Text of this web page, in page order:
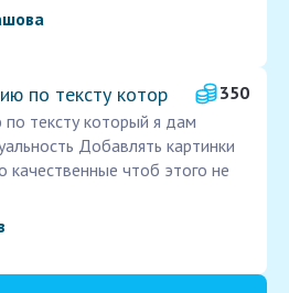
по тексту котор
350
тексту который я дам
Добавлять картинки
качественные чтоб этого не